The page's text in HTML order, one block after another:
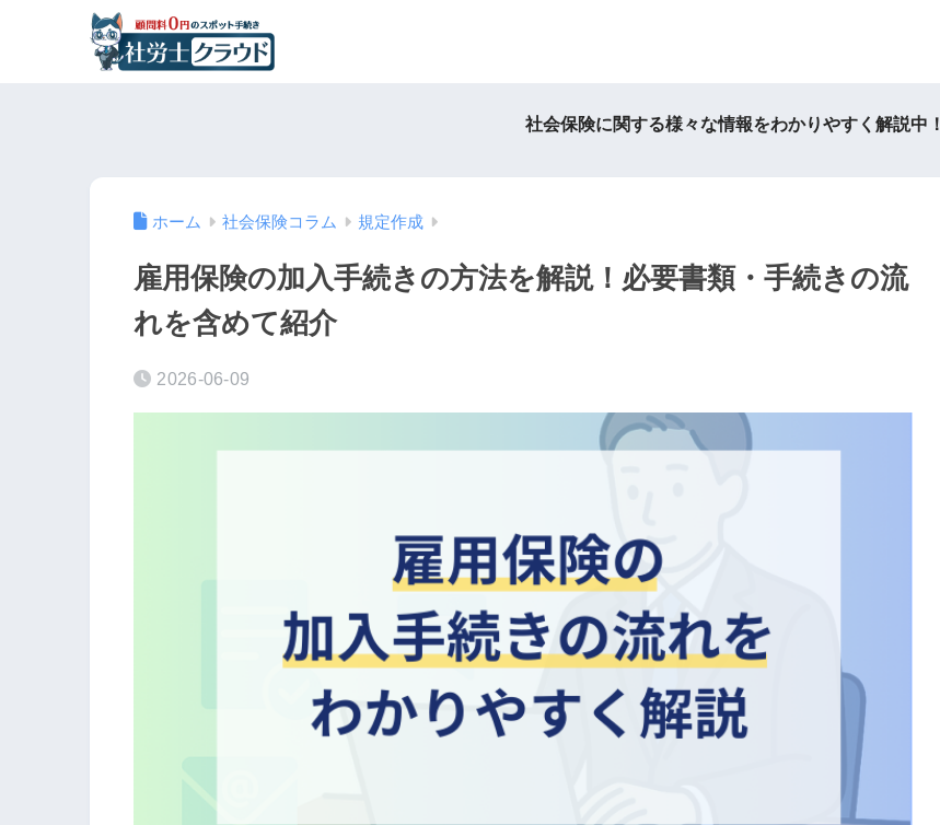
社会保険に関する様々な情報をわかりやすく解説中！
ホーム 社会保険コラム 規定作成
雇用保険の加入手続きの方法を解説！必要書類・手続きの流
れを含めて紹介
2026-06-09